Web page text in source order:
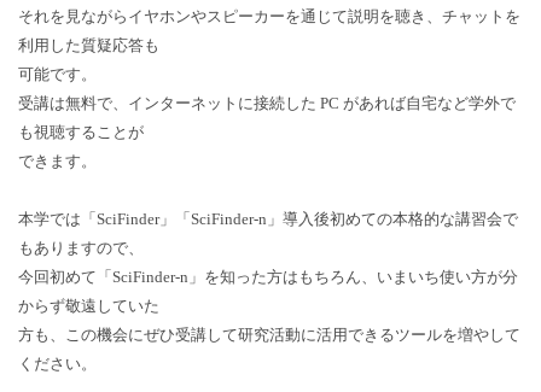
それを見ながらイヤホンやスピーカーを通じて説明を聴き、チャットを
利用した質疑応答も
可能です。
受講は無料で、インターネットに接続した PC があれば自宅など学外で
も視聴することが
できます。
本学では「SciFinder」「SciFinder-n」導入後初めての本格的な講習会で
もありますので、
今回初めて「SciFinder-n」を知った方はもちろん、いまいち使い方が分
からず敬遠していた
方も、この機会にぜひ受講して研究活動に活用できるツールを増やして
ください。